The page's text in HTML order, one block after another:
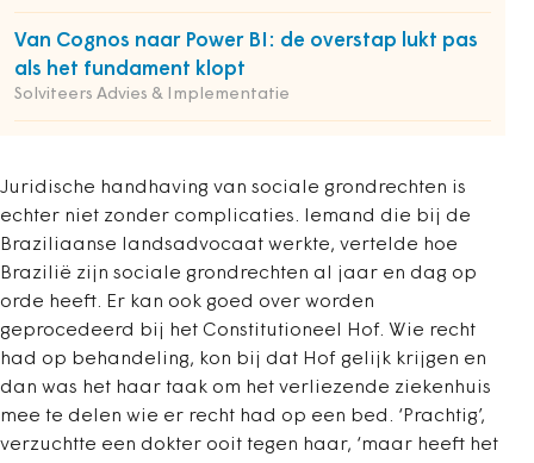
Van Cognos naar Power BI: de overstap lukt pas
als het fundament klopt
Solviteers Advies & Implementatie
Juridische handhaving van sociale grondrechten is
echter niet zonder complicaties. Iemand die bij de
Braziliaanse landsadvocaat werkte, vertelde hoe
Brazilië zijn sociale grondrechten al jaar en dag op
orde heeft. Er kan ook goed over worden
geprocedeerd bij het Constitutioneel Hof. Wie recht
had op behandeling, kon bij dat Hof gelijk krijgen en
dan was het haar taak om het verliezende ziekenhuis
mee te delen wie er recht had op een bed. ‘Prachtig’,
verzuchtte een dokter ooit tegen haar, ‘maar heeft het